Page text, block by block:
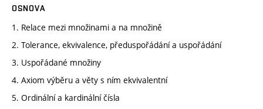
OSNOVA
1. Relace mezi množinami a na množině
2. Tolerance, ekvivalence, předuspořádání a uspořádání
3. Uspořádané množiny
4. Axiom výběru a věty s ním ekvivalentní
5. Ordinální a kardinální čísla